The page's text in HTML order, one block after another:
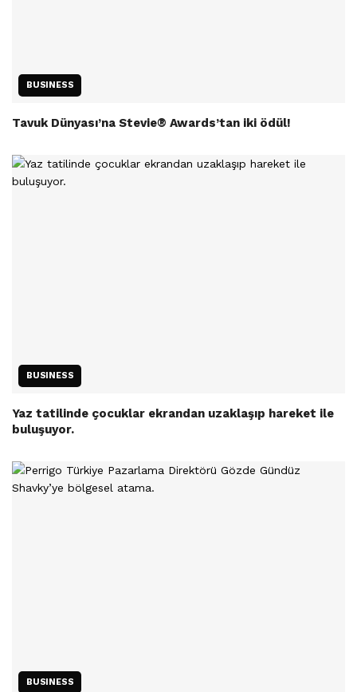
BUSINESS
Tavuk Dünyası’na Stevie® Awards’tan iki ödül!
BUSINESS
Yaz tatilinde çocuklar ekrandan uzaklaşıp hareket ile
buluşuyor.
BUSINESS